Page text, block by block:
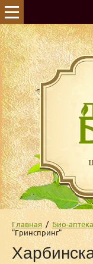
Главная
  /
Био-аптека
"Гринспринг"